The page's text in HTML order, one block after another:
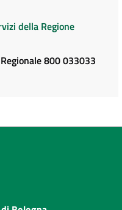
della Regione
800 033033